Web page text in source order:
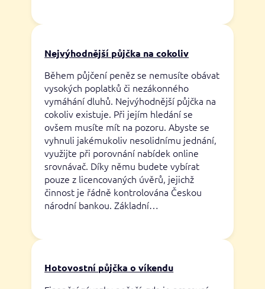
Nejvýhodnější půjčka na cokoliv
Během půjčení peněz se nemusíte obávat
vysokých poplatků či nezákonného
vymáhání dluhů. Nejvýhodnější půjčka na
cokoliv existuje. Při jejím hledání se
ovšem musíte mít na pozoru. Abyste se
vyhnuli jakémukoliv nesolidnímu jednání,
využijte při porovnání nabídek online
srovnávač. Díky němu budete vybírat
pouze z licencovaných úvěrů, jejichž
činnost je řádně kontrolována Českou
národní bankou. Základní…
Hotovostní půjčka o víkendu